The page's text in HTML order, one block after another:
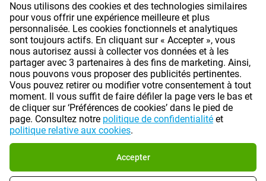
contraire.Les prix ne comprennent pas les frais d'expédition.
*Les délais de livraison ne s'appliquent pas à tous les produits ou à toutes
les méthodes d'expédition: plus d'informations.
À propos de Gomibo.fr | Confidentialité | Mentions légales |
Conditions générales | Préférences de cookies
©2026 Gomibo.fr
Nous utilisons des cookies et des technologies similaires
pour vous offrir une expérience meilleure et plus
personnalisée. Les cookies fonctionnels et analytiques
sont toujours actifs. En cliquant sur « Accepter », vous
nous autorisez aussi à collecter vos données et à les
partager avec 3 partenaires à des fins de marketing. Ainsi,
nous pouvons vous proposer des publicités pertinentes.
Vous pouvez retirer ou modifier votre consentement à tout
moment. Il vous suffit de faire défiler la page vers le bas et
de cliquer sur ‘Préférences de cookies’ dans le pied de
page. Consultez notre politique de confidentialité et
politique relative aux cookies.
Accepter